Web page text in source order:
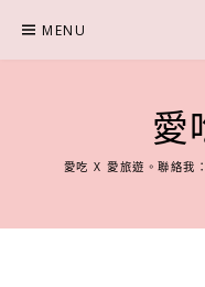
content
MENU
愛
愛吃 X 愛旅遊。聯絡我